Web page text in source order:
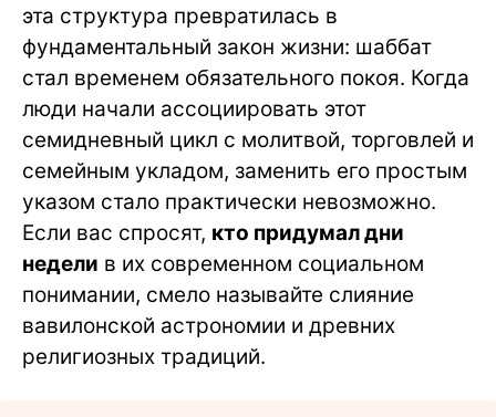
эта структура превратилась в
фундаментальный закон жизни: шаббат
стал временем обязательного покоя. Когда
люди начали ассоциировать этот
семидневный цикл с молитвой, торговлей и
семейным укладом, заменить его простым
указом стало практически невозможно.
Если вас спросят, кто придумал дни
недели в их современном социальном
понимании, смело называйте слияние
вавилонской астрономии и древних
религиозных традиций.